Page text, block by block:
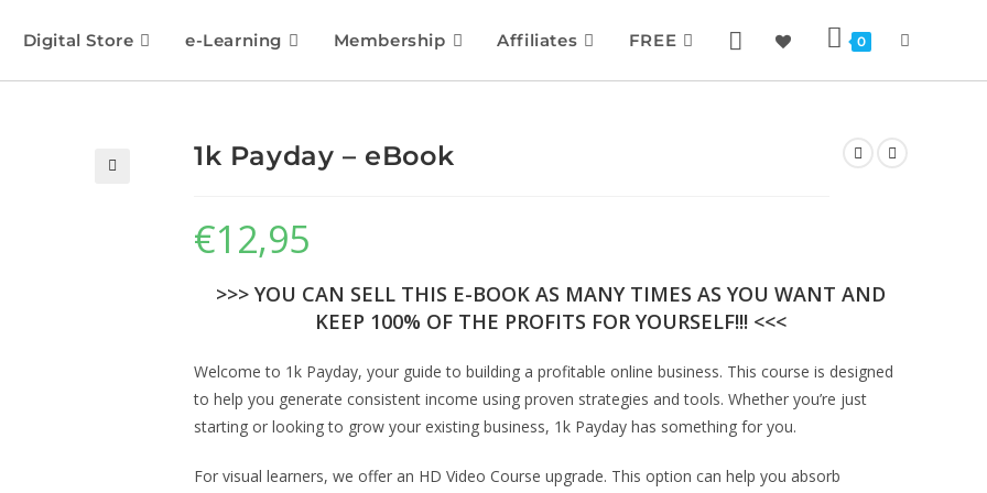
Digital Store e-Learning Membership Affiliates FREE 0
1k Payday – eBook
€12,95
>>> YOU CAN SELL THIS E-BOOK AS MANY TIMES AS YOU WANT AND
KEEP 100% OF THE PROFITS FOR YOURSELF!!! <<<
Welcome to 1k Payday, your guide to building a profitable online business. This course is designed
to help you generate consistent income using proven strategies and tools. Whether you’re just
starting or looking to grow your existing business, 1k Payday has something for you.
For visual learners, we offer an HD Video Course upgrade. This option can help you absorb